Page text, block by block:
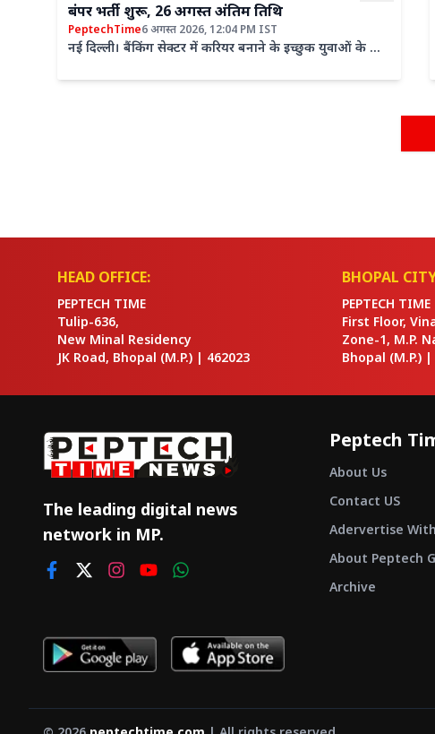
बंपर भर्ती शुरू, 26 अगस्त अंतिम तिथि
PeptechTime6 अगस्त 2026, 12:04 PM IST
नई दिल्ली। बैंकिंग सेक्टर में करियर बनाने के इच्छुक युवाओं के लिए
HEAD OFFICE:
PEPTECH TIME
Tulip-636,
New Minal Residency
JK Road, Bhopal (M.P.) | 462023
BHOPAL
PEPTECH TIME
First Floor,
Zone-1, M.P.
Bhopal (M.P.) |
The leading digital news
network in MP.
Peptech
About Us
Contact US
Adervertise
About Peptech
Archive